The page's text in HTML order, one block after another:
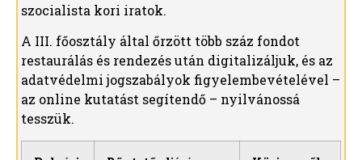
szocialista kori iratok.
A III. főosztály által őrzött több száz fondot
restaurálás és rendezés után digitalizáljuk, és az
adatvédelmi jogszabályok figyelembevételével –
az online kutatást segítendő – nyilvánossá
tesszük.